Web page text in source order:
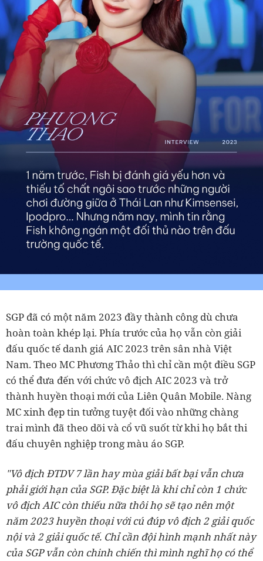
SGP đã có một năm 2023 đầy thành công dù chưa
hoàn toàn khép lại. Phía trước của họ vẫn còn giải
đấu quốc tế danh giá AIC 2023 trên sân nhà Việt
Nam. Theo MC Phương Thảo thì chỉ cần một điều SGP
có thể đưa đến với chức vô địch AIC 2023 và trở
thành huyền thoại mới của Liên Quân Mobile. Nàng
MC xinh đẹp tin tưởng tuyệt đối vào những chàng
trai mình đã theo dõi và cổ vũ suốt từ khi họ bắt thi
đấu chuyên nghiệp trong màu áo SGP.
"Vô địch ĐTDV 7 lần hay mùa giải bất bại vẫn chưa
phải giới hạn của SGP. Đặc biệt là khi chỉ còn 1 chức
vô địch AIC còn thiếu nữa thôi họ sẽ tạo nên một
năm 2023 huyền thoại với cú đúp vô địch 2 giải quốc
nội và 2 giải quốc tế. Chỉ cần đội hình mạnh nhất này
của SGP vẫn còn chinh chiến thì mình nghĩ họ có thể